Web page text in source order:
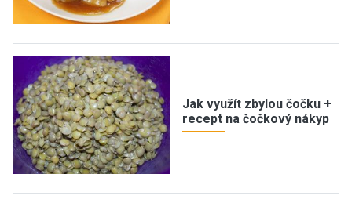
Jak využít zbylou čočku +
recept na čočkový nákyp